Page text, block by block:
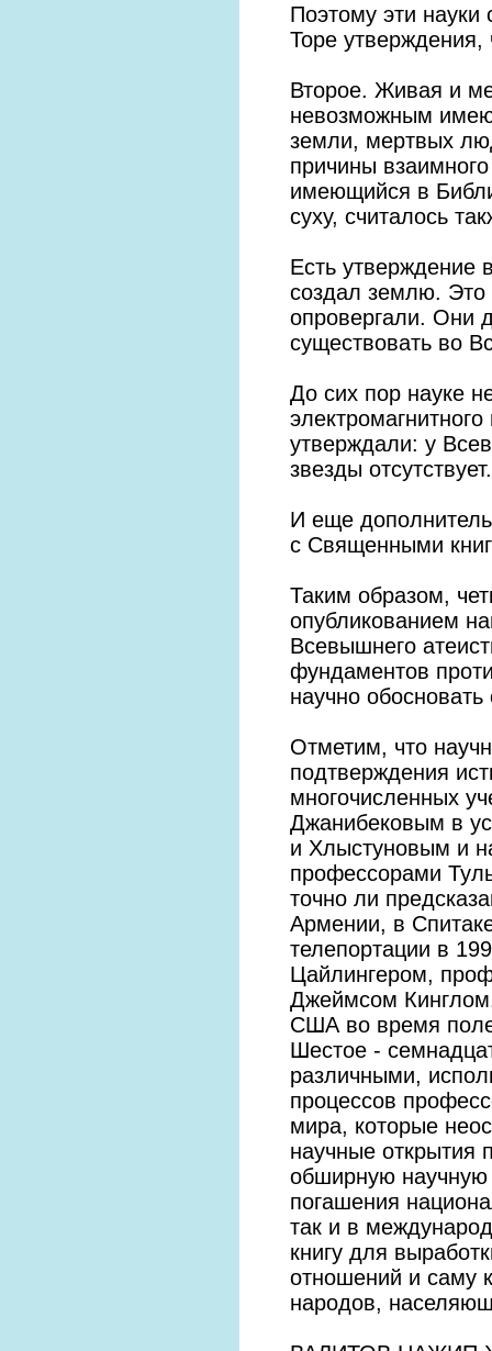
Поэтому эти
Торе
Второе. Живая и
невозможным
земли, мертвых
причины
имеющийся в
суху, считалось
Есть утверждение
создал землю. Это
опровергали. Они
существовать во
До сих пор науке
утверждали: у
звезды отсутствует.
И еще
с Священными
Таким образом,
опубликованием
Всевышнего
фундаментов
научно обосновать
Отметим, что
подтверждения
многочисленных
Джанибековым в
и Хлыстуновым и
профессорами
точно ли
Армении, в
телепортации в
Цайлингером,
Джеймсом
США во время
Шестое -
различными,
процессов
мира, которые
научные открытия
обширную научную
погашения
так и в
книгу для
отношений и саму
народов,